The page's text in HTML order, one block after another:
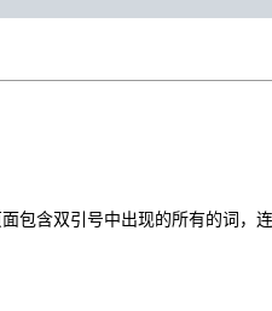
包含双引号中出现的所有的词，